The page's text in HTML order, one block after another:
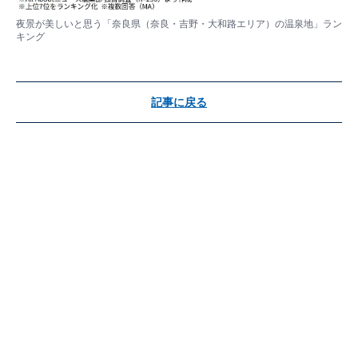
夜景が美しいと思う「奈良県（奈良・吉野・大和路エリア）の温泉地」ラン
キング
記事に戻る